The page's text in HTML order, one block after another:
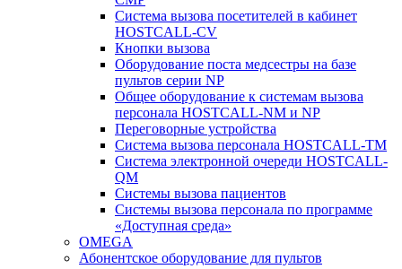
Cистема вызова посетителей в кабинет
HOSTCALL-CV
Кнопки вызова
Оборудование поста медсестры на базе
пультов серии NP
Общее оборудование к системам вызова
персонала HOSTCALL-NM и NP
Переговорные устройства
Система вызова персонала HOSTCALL-TM
Система электронной очереди HOSTCALL-
QM
Системы вызова пациентов
Системы вызова персонала по программе
«Доступная среда»
OMEGA
Абонентское оборудование для пультов